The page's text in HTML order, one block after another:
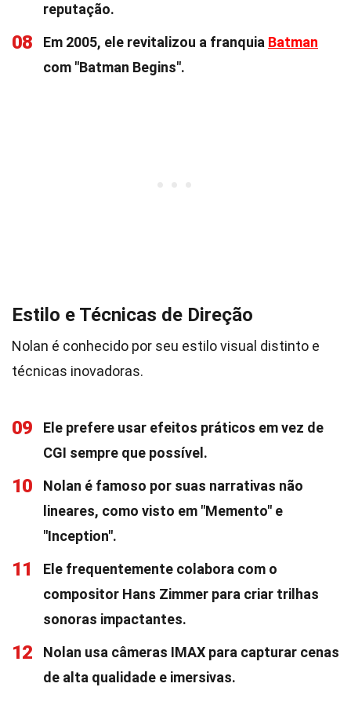
reputação.
08 Em 2005, ele revitalizou a franquia Batman
com "Batman Begins".
Estilo e Técnicas de Direção
Nolan é conhecido por seu estilo visual distinto e
técnicas inovadoras.
09
Ele prefere usar efeitos práticos em vez de
CGI sempre que possível.
10
Nolan é famoso por suas narrativas não
lineares, como visto em "Memento" e
"Inception".
11
Ele frequentemente colabora com o
compositor Hans Zimmer para criar trilhas
sonoras impactantes.
12
Nolan usa câmeras IMAX para capturar cenas
de alta qualidade e imersivas.